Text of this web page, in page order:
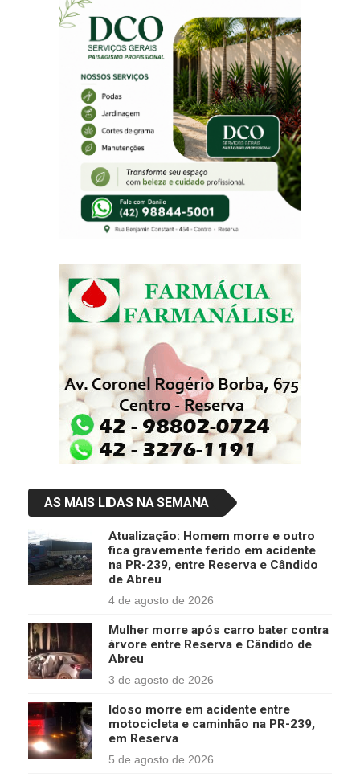
AS MAIS LIDAS NA SEMANA
Atualização: Homem morre e outro
fica gravemente ferido em acidente
na PR-239, entre Reserva e Cândido
de Abreu
4 de agosto de 2026
Mulher morre após carro bater contra
árvore entre Reserva e Cândido de
Abreu
3 de agosto de 2026
Idoso morre em acidente entre
motocicleta e caminhão na PR-239,
em Reserva
5 de agosto de 2026